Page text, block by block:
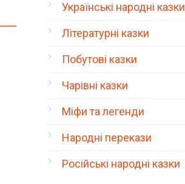
Українські народні казки
Літературні казки
Побутові казки
Чарівні казки
Міфи та легенди
Народні перекази
Російські народні казки